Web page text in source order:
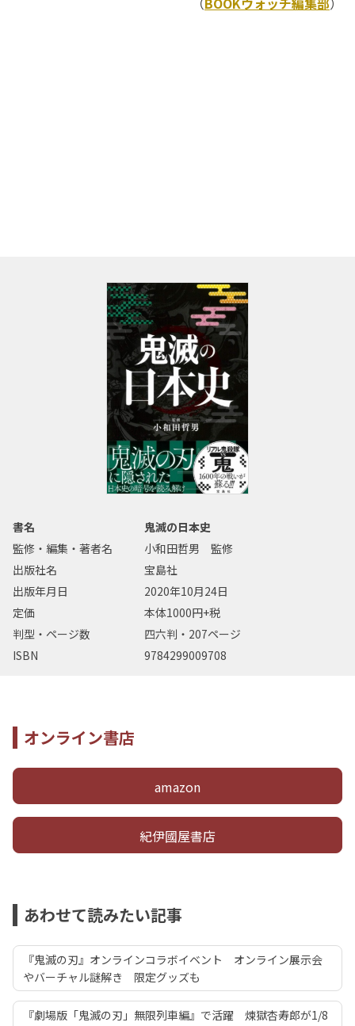
書名
鬼滅の日本史
監修・編集・著者名
小和田哲男 監修
出版社名
宝島社
出版年月日
2020年10月24日
定価
本体1000円+税
判型・ページ数
四六判・207ページ
ISBN
9784299009708
オンライン書店
amazon
紀伊國屋書店
あわせて読みたい記事
『鬼滅の刃』オンラインコラボイベント オンライン展示会
やバーチャル謎解き 限定グッズも
『劇場版「鬼滅の刃」無限列車編』で活躍 煉獄杏寿郎が1/8